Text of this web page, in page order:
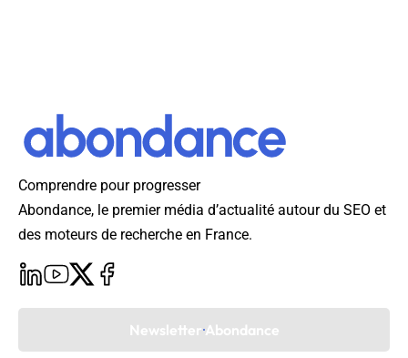
Comprendre pour progresser
Abondance, le premier média d’actualité autour du SEO et
des moteurs de recherche en France.
Newsletter Abondance